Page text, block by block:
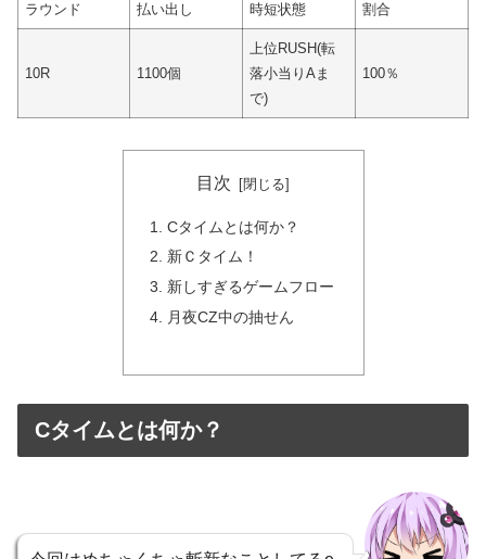
ラウンド 払い出し 時短状態 割合
10R 1100個
上位RUSH(転
落小当りAま
で)
100％
目次
Cタイムとは何か？
新Ｃタイム！
新しすぎるゲームフロー
月夜CZ中の抽せん
Cタイムとは何か？